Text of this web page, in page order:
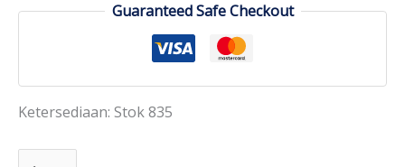
Guaranteed Safe Checkout
Ketersediaan: Stok 835